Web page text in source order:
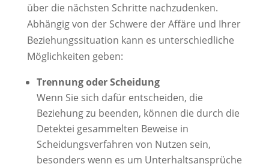
über die nächsten Schritte nachzudenken.
Abhängig von der Schwere der Affäre und Ihrer
Beziehungssituation kann es unterschiedliche
Möglichkeiten geben:
Trennung oder Scheidung
Wenn Sie sich dafür entscheiden, die
Beziehung zu beenden, können die durch die
Detektei gesammelten Beweise in
Scheidungsverfahren von Nutzen sein,
besonders wenn es um Unterhaltsansprüche